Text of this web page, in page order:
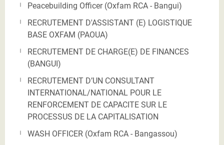
Peacebuilding Officer (Oxfam RCA - Bangui)
RECRUTEMENT D'ASSISTANT (E) LOGISTIQUE
BASE OXFAM (PAOUA)
RECRUTEMENT DE CHARGE(E) DE FINANCES
(BANGUI)
RECRUTEMENT D’UN CONSULTANT
INTERNATIONAL/NATIONAL POUR LE
RENFORCEMENT DE CAPACITE SUR LE
PROCESSUS DE LA CAPITALISATION
WASH OFFICER (Oxfam RCA - Bangassou)